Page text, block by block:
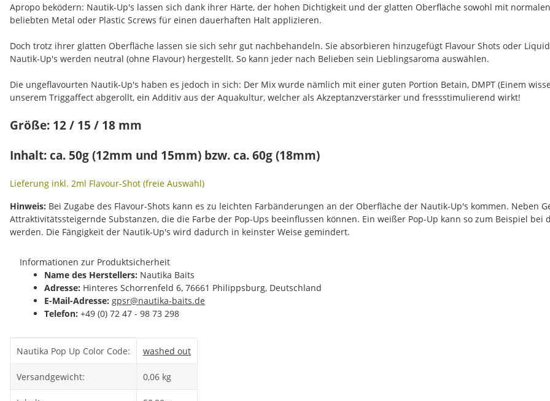
Apropo beködern: Nautik-Up's lassen sich dank ihrer Härte, der hohen Dichtigkeit und der glatten Oberfläche sowohl mit
beliebten Metal oder Plastic Screws für einen dauerhaften Halt applizieren.
Doch trotz ihrer glatten Oberfläche lassen sie sich sehr gut nachbehandeln. Sie absorbieren hinzugefügt Flavour Shots oder
Nautik-Up's werden neutral (ohne Flavour) hergestellt. So kann jeder nach Belieben sein Lieblingsaroma auswählen.
Die ungeflavourten Nautik-Up's haben es jedoch in sich: Der Mix wurde nämlich mit einer guten Portion Betain, DMPT (Einem
unserem Triggaffect abgerollt, ein Additiv aus der Aquakultur, welcher als Akzeptanzverstärker und fressstimulierend wirkt!
Größe: 12 / 15 / 18 mm
Inhalt: ca. 50g (12mm und 15mm) bzw. ca. 60g (18mm)
Lieferung inkl. 2ml Flavour-Shot (freie Auswahl)
Hinweis: Bei Zugabe des Flavour-Shots kann es zu leichten Farbänderungen an der Oberfläche der Nautik-Up's kommen. Neben
Attraktivitätssteigernde Substanzen, die die Farbe der Pop-Ups beeinflussen können. Ein weißer Pop-Up kann so zum Beispiel
werden. Die Fängigkeit der Nautik-Up's wird dadurch in keinster Weise gemindert.
Informationen zur Produktsicherheit
Name des Herstellers: Nautika Baits
Adresse: Hinteres Schorrenfeld 6, 76661 Philippsburg, Deutschland
E-Mail-Adresse: gpsr@nautika-baits.de
Telefon: +49 (0) 72 47 - 98 73 298
Nautika Pop Up Color Code: washed out
Versandgewicht: 0,06 kg